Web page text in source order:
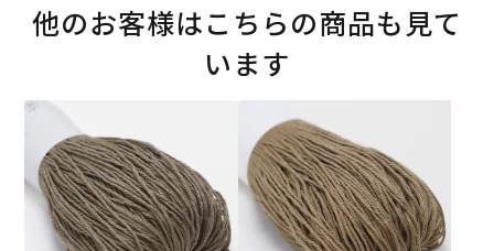
他のお客様はこちらの商品も見て
います